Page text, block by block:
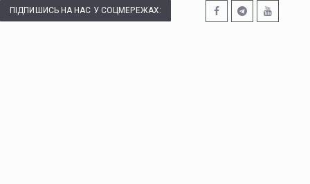
ПІДПИШИСЬ НА НАС У СОЦМЕРЕЖАХ: